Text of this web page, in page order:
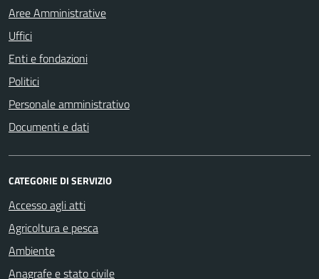
Aree Amministrative
Uffici
Enti e fondazioni
Politici
Personale amministrativo
Documenti e dati
CATEGORIE DI SERVIZIO
Accesso agli atti
Agricoltura e pesca
Ambiente
Anagrafe e stato civile